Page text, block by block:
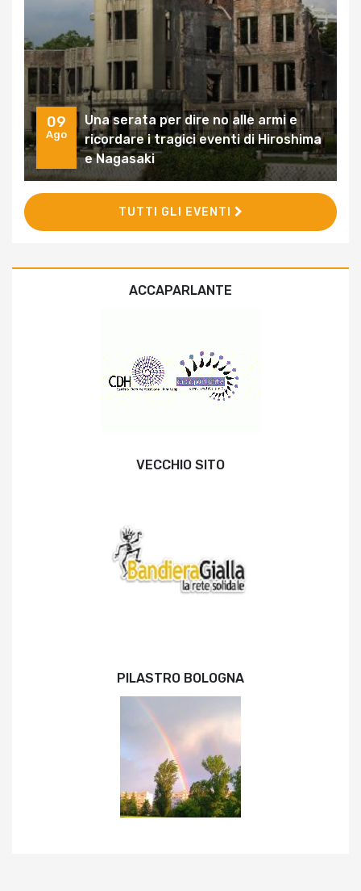
09
Ago
Una serata per dire no alle armi e
ricordare i tragici eventi di Hiroshima
e Nagasaki
TUTTI GLI EVENTI
ACCAPARLANTE
VECCHIO SITO
PILASTRO BOLOGNA